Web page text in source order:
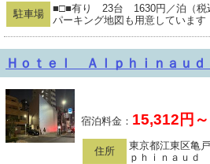
駐車場
■□■有り 23台 1630円／泊（税
パーキング地図も用意しています
Ｈｏｔｅｌ Ａｌｐｈｉｎａｕ
宿泊料金： 15,312円～
住所
東京都江東区亀
ｐｈｉｎａｕｄ